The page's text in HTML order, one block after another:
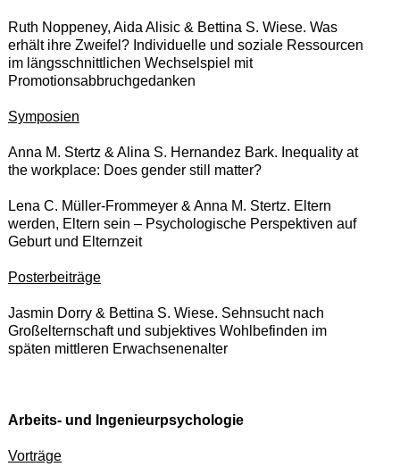
Ruth Noppeney, Aida Alisic & Bettina S. Wiese. Was
erhält ihre Zweifel? Individuelle und soziale Ressourcen
im längsschnittlichen Wechselspiel mit
Promotionsabbruchgedanken
Symposien
Anna M. Stertz & Alina S. Hernandez Bark. Inequality at
the workplace: Does gender still matter?
Lena C. Müller-Frommeyer & Anna M. Stertz. Eltern
werden, Eltern sein – Psychologische Perspektiven auf
Geburt und Elternzeit
Posterbeiträge
Jasmin Dorry & Bettina S. Wiese. Sehnsucht nach
Großelternschaft und subjektives Wohlbefinden im
späten mittleren Erwachsenenalter
Arbeits- und Ingenieurpsychologie
Vorträge